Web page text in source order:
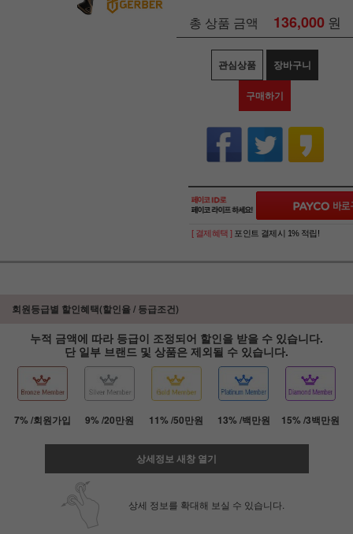
총 상품 금액 136,000 원
관심상품 장바구니
구매하기
[ 결제혜택 ] 포인트 결제시 1% 적립!
회원등급별 할인혜택(할인율 / 등급조건)
누적 금액에 따라 등급이 조정되어 할인을 받을 수 있습니다.
단 일부 브랜드 및 상품은 제외될 수 있습니다.
7% /회원가입 9% /20만원 11% /50만원 13% /백만원 15% /3백만원
상세정보 새창 열기
상세 정보를 확대해 보실 수 있습니다.